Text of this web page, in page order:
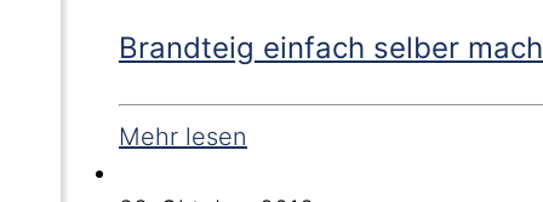
Brandteig einfach selber
Mehr lesen